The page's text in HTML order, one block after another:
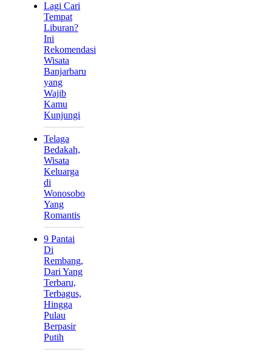
Lagi Cari
Tempat
Liburan?
Ini
Rekomendasi
Wisata
Banjarbaru
yang
Wajib
Kamu
Kunjungi
Telaga
Bedakah,
Wisata
Keluarga
di
Wonosobo
Yang
Romantis
9 Pantai
Di
Rembang,
Dari Yang
Terbaru,
Terbagus,
Hingga
Pulau
Berpasir
Putih